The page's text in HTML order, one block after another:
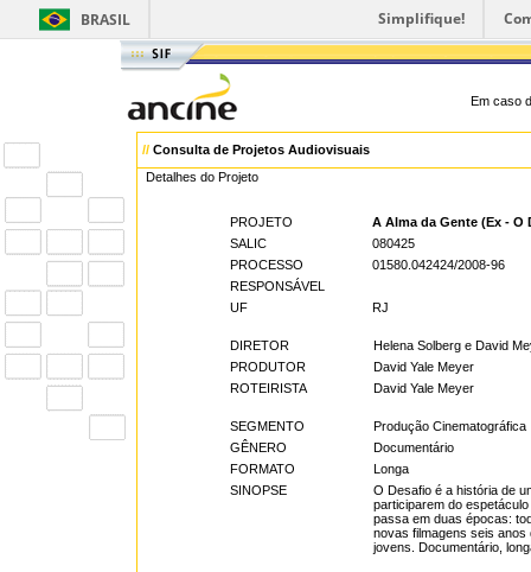
BRASIL Simplifique!
Em caso
// Consulta de Projetos Audiovisuais
Detalhes do Projeto
PROJETO
A Alma da Gente (Ex - O
SALIC
080425
PROCESSO
01580.042424/2008-96
RESPONSÁVEL
UF
RJ
DIRETOR
Helena Solberg e David
PRODUTOR
David Yale Meyer
ROTEIRISTA
David Yale Meyer
SEGMENTO
Produção Cinematográfica
GÊNERO
Documentário
FORMATO
Longa
SINOPSE
O Desafio é a história de
participarem do
passa em duas épocas:
novas filmagens seis anos
jovens. Documentário,